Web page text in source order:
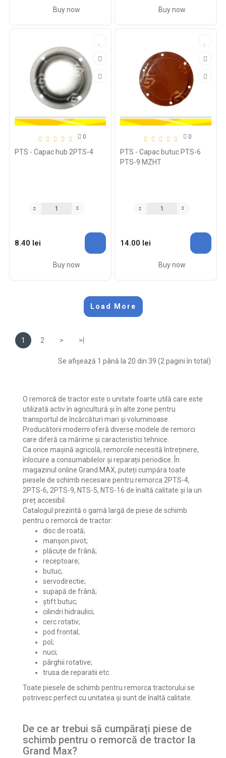
Buy now Buy now
0
PTS - Capac hub 2PTS-4
8.40 lei
Buy now
0
PTS - Capac butuc PTS-6
PTS-9 MZHT
14.00 lei
Buy now
Load More
1 2 > >|
Se afișează 1 până la 20 din 39 (2 pagini în total)
O remorcă de tractor este o unitate foarte utilă care este
utilizată activ în agricultură și în alte zone pentru
transportul de încărcături mari și voluminoase.
Producătorii moderni oferă diverse modele de remorci
care diferă ca mărime și caracteristici tehnice.
Ca orice mașină agricolă, remorcile necesită întreținere,
înlocuire a consumabilelor și reparații periodice. În
magazinul online Grand MAX, puteți cumpăra toate
piesele de schimb necesare pentru remorca 2PTS-4,
2PTS-6, 2PTS-9, NTS-5, NTS-16 de înaltă calitate și la un
preț accesibil.
Catalogul prezintă o gamă largă de piese de schimb
pentru o remorcă de tractor:
disc de roată;
manșon pivot;
plăcuțe de frână;
receptoare;
butuc;
servodirectie;
supapă de frână;
știft butuc;
cilindri hidraulici;
cerc rotativ;
pod frontal;
pol;
nuci;
pârghii rotative;
trusa de reparatii etc.
Toate piesele de schimb pentru remorca tractorului se
potrivesc perfect cu unitatea și sunt de înaltă calitate.
De ce ar trebui să cumpărați piese de
schimb pentru o remorcă de tractor la
Grand Max?